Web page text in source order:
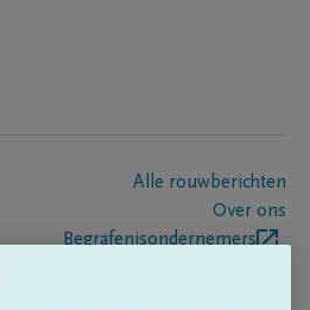
Alle rouwberichten
Over ons
Begrafenisondernemers